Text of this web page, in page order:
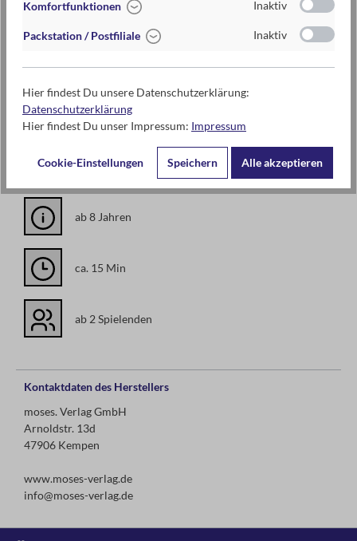
Materi
alien
Für dieses Produkt finanziert moses.
Klimaschutzprojekte.
Papier aus verantwortungsvoller Forstwirtschaft
ab 8 Jahren
ca. 15 Min
ab 2 Spielenden
Kontaktdaten des Herstellers
moses. Verlag GmbH
Arnoldstr. 13d
47906 Kempen
www.moses-verlag.de
info@moses-verlag.de
Komfortfunktionen Inaktiv
Packstation / Postfiliale Inaktiv
Hier findest Du unsere Datenschutzerklärung:
Datenschutzerklärung
Hier findest Du unser Impressum: Impressum
Cookie-Einstellungen Speichern Alle akzeptieren